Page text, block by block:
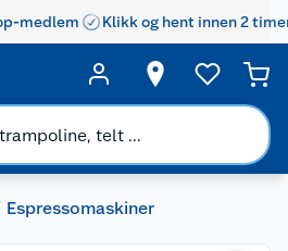
medlem Klikk og hent innen 2
Espressomaskiner